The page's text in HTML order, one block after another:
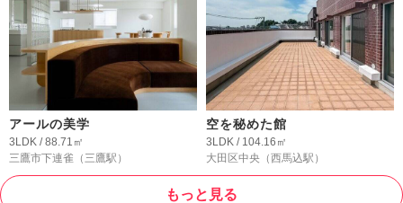
アールの美学
3LDK / 88.71㎡
三鷹市下連雀 （三鷹駅）
空を秘めた館
3LDK / 104.16㎡
大田区中央 （西馬込駅）
もっと見る